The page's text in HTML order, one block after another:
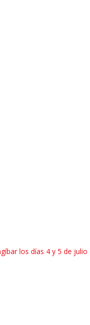
los días 4 y 5 de julio